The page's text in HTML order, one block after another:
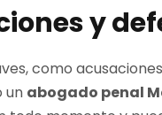
y
como
un abogado penal